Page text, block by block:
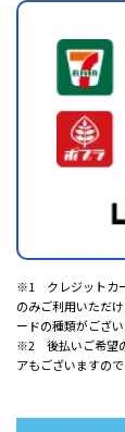
※1 クレジットカ
のみご利用いただ
ードの種類がござい
※2 後払いご希望の
アもございますの